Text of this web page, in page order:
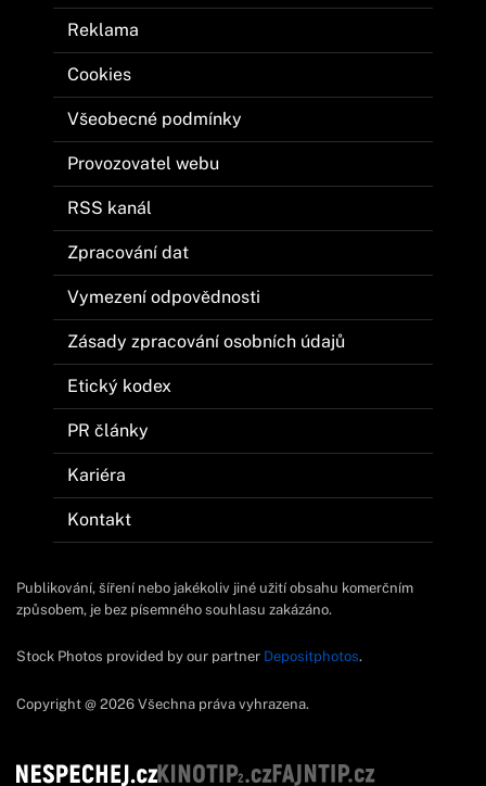
Reklama
Cookies
Všeobecné podmínky
Provozovatel webu
RSS kanál
Zpracování dat
Vymezení odpovědnosti
Zásady zpracování osobních údajů
Etický kodex
PR články
Kariéra
Kontakt
Publikování, šíření nebo jakékoliv jiné užití obsahu komerčním
způsobem, je bez písemného souhlasu zakázáno.
Stock Photos provided by our partner Depositphotos.
Copyright @ 2026 Všechna práva vyhrazena.